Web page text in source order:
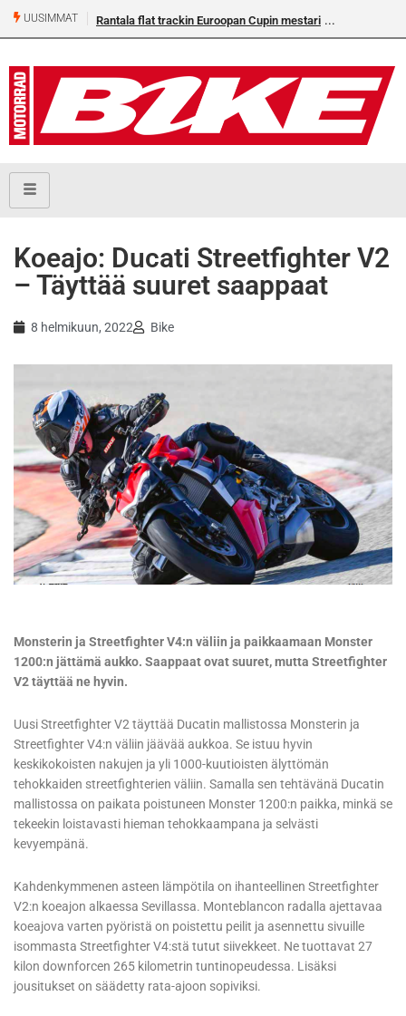
UUSIMMAT Rantala flat trackin Euroopan Cupin mestari
Koeajo: Ducati Streetfighter V2
– Täyttää suuret saappaat
8 helmikuun, 2022 Bike
Monsterin ja Streetfighter V4:n väliin ja paikkaamaan Monster
1200:n jättämä aukko. Saappaat ovat suuret, mutta Streetfighter
V2 täyttää ne hyvin.
Uusi Streetfighter V2 täyttää Ducatin mallistossa Monsterin ja
Streetfighter V4:n väliin jäävää aukkoa. Se istuu hyvin
keskikokoisten nakujen ja yli 1000-kuutioisten älyttömän
tehokkaiden streetfighterien väliin. Samalla sen tehtävänä Ducatin
mallistossa on paikata poistuneen Monster 1200:n paikka, minkä se
tekeekin loistavasti hieman tehokkaampana ja selvästi
kevyempänä.
Kahdenkymmenen asteen lämpötila on ihanteellinen Streetfighter
V2:n koeajon alkaessa Sevillassa. Monteblancon radalla ajettavaa
koeajova varten pyöristä on poistettu peilit ja asennettu sivuille
isommasta Streetfighter V4:stä tutut siivekkeet. Ne tuottavat 27
kilon downforcen 265 kilometrin tuntinopeudessa. Lisäksi
jousitukset on säädetty rata-ajoon sopiviksi.